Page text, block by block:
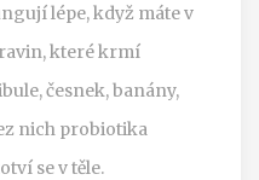
lépe, když máte v
které krmí
česnek, banány,
nich probiotika
se v těle.